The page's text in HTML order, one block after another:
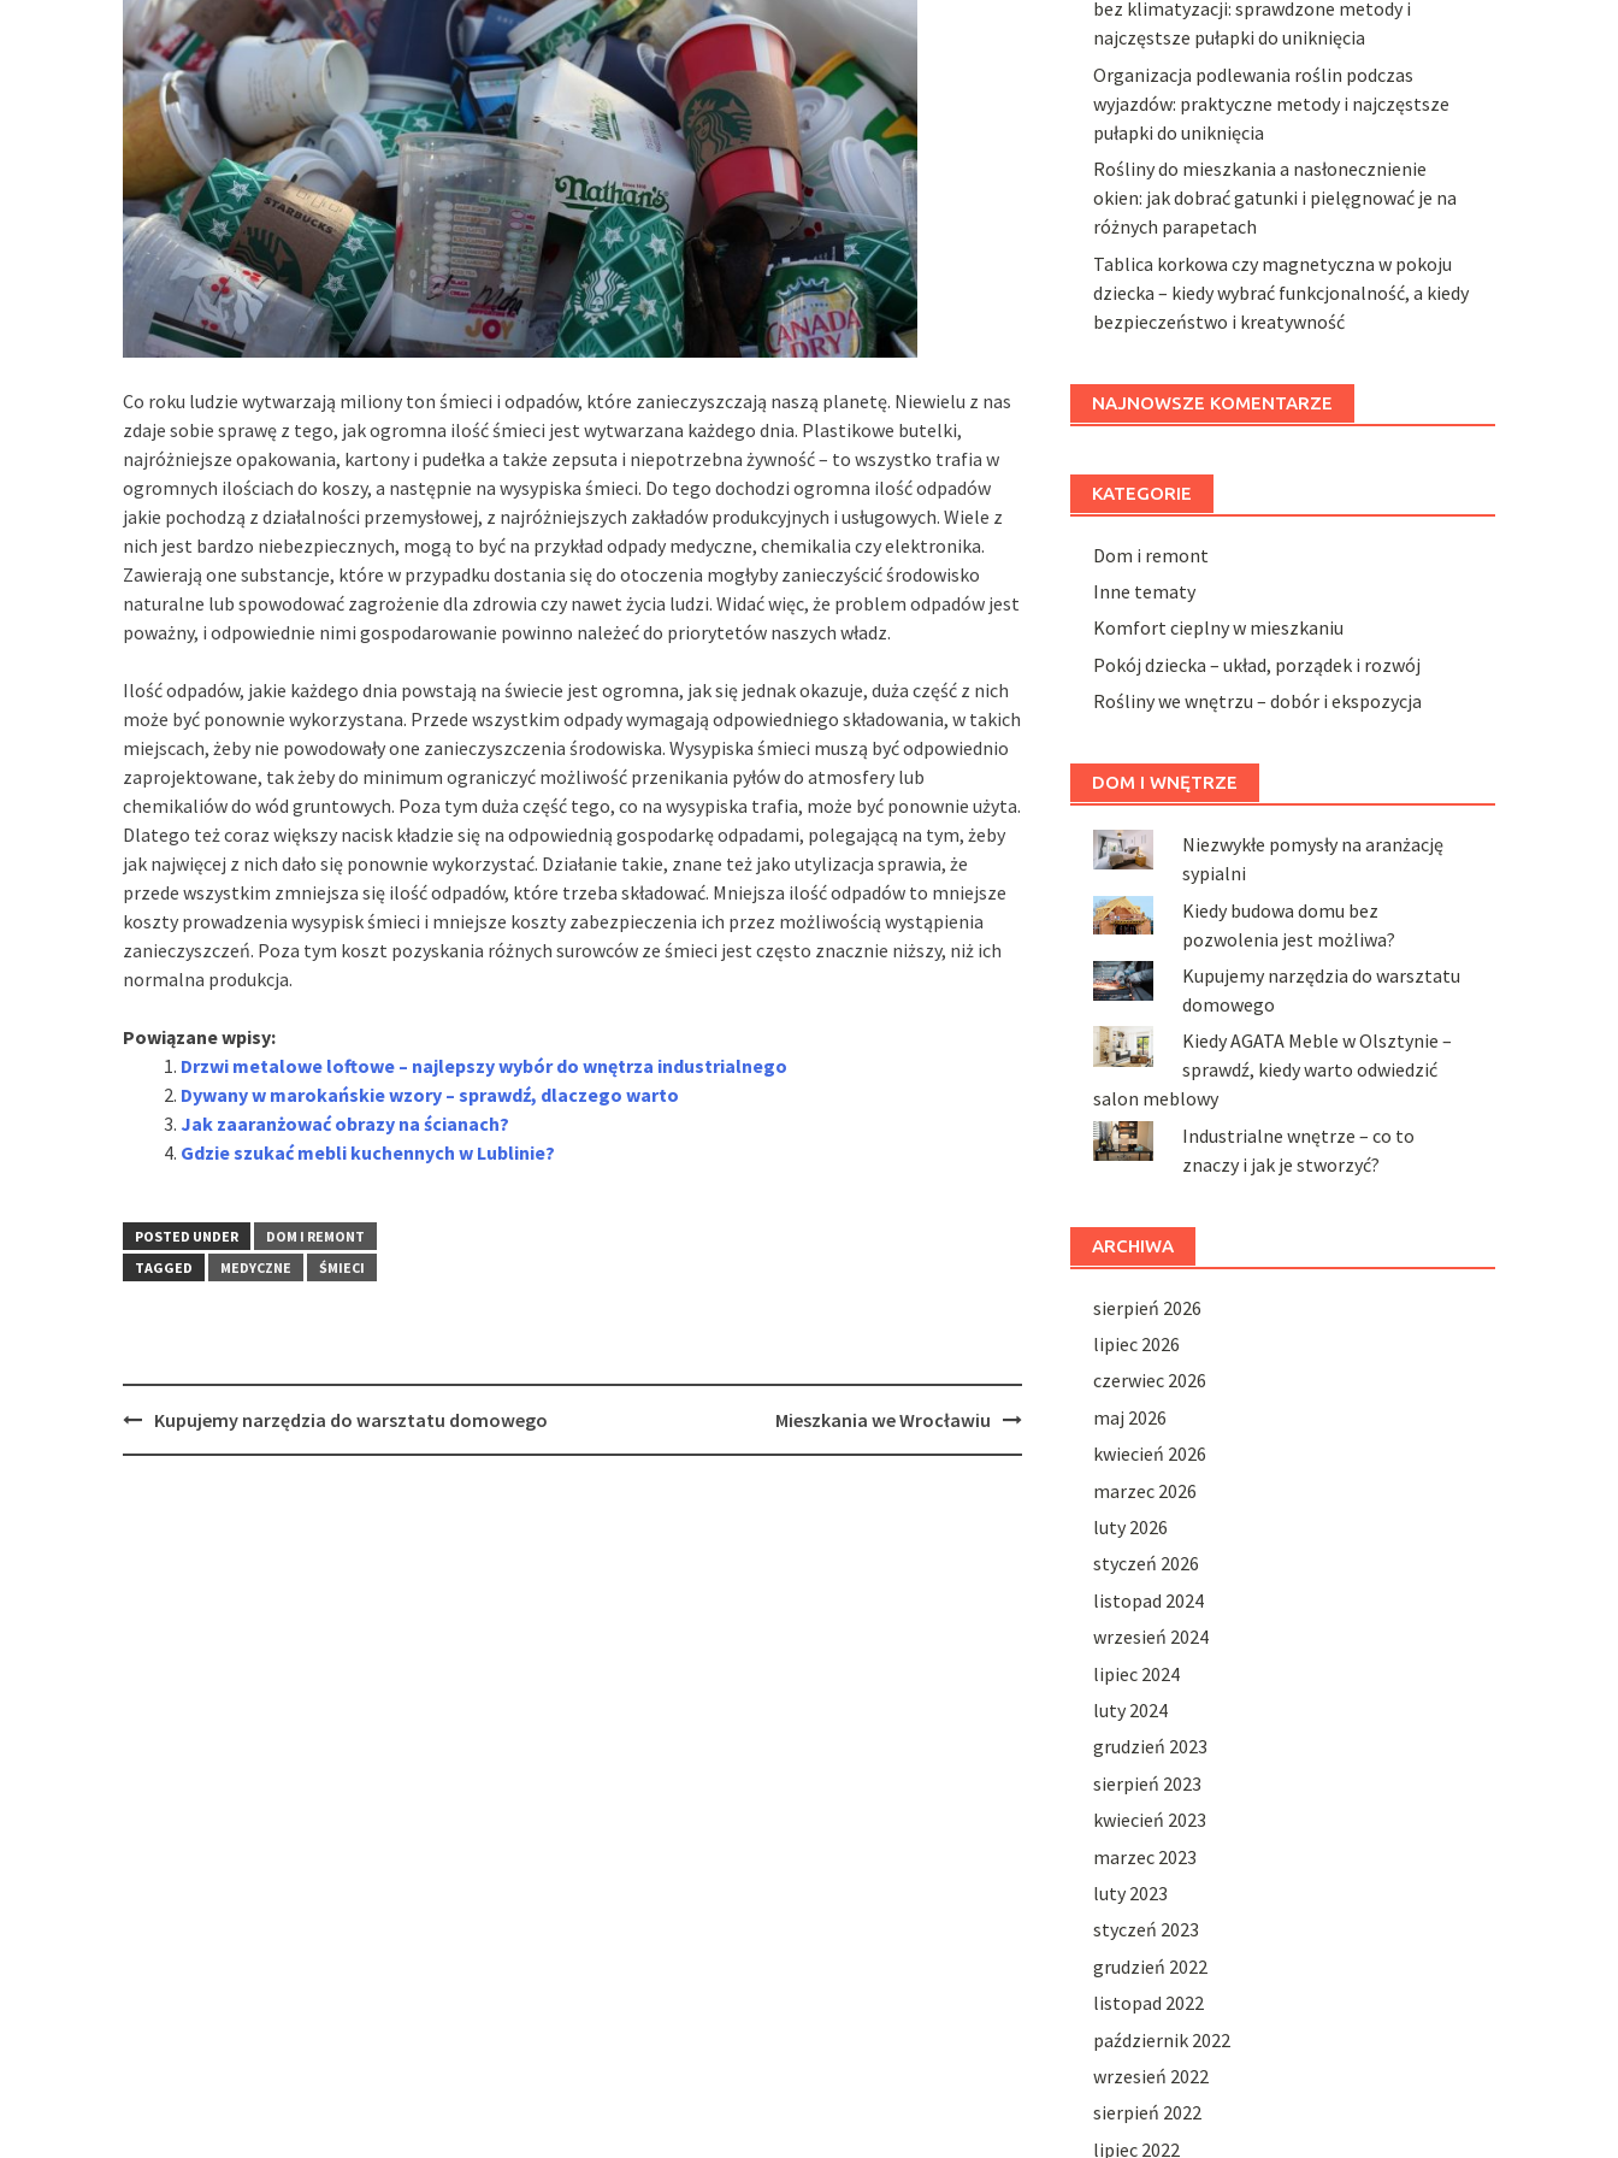
Co roku ludzie wytwarzają miliony ton śmieci i odpadów, które zanieczyszczają naszą planetę. Niewielu z nas
zdaje sobie sprawę z tego, jak ogromna ilość śmieci jest wytwarzana każdego dnia. Plastikowe butelki,
najróżniejsze opakowania, kartony i pudełka a także zepsuta i niepotrzebna żywność – to wszystko trafia w
ogromnych ilościach do koszy, a następnie na wysypiska śmieci. Do tego dochodzi ogromna ilość odpadów
jakie pochodzą z działalności przemysłowej, z najróżniejszych zakładów produkcyjnych i usługowych. Wiele z
nich jest bardzo niebezpiecznych, mogą to być na przykład odpady medyczne, chemikalia czy elektronika.
Zawierają one substancje, które w przypadku dostania się do otoczenia mogłyby zanieczyścić środowisko
naturalne lub spowodować zagrożenie dla zdrowia czy nawet życia ludzi. Widać więc, że problem odpadów jest
poważny, i odpowiednie nimi gospodarowanie powinno należeć do priorytetów naszych władz.
Ilość odpadów, jakie każdego dnia powstają na świecie jest ogromna, jak się jednak okazuje, duża część z nich
może być ponownie wykorzystana. Przede wszystkim odpady wymagają odpowiedniego składowania, w takich
miejscach, żeby nie powodowały one zanieczyszczenia środowiska. Wysypiska śmieci muszą być odpowiednio
zaprojektowane, tak żeby do minimum ograniczyć możliwość przenikania pyłów do atmosfery lub
chemikaliów do wód gruntowych. Poza tym duża część tego, co na wysypiska trafia, może być ponownie użyta.
Dlatego też coraz większy nacisk kładzie się na odpowiednią gospodarkę odpadami, polegającą na tym, żeby
jak najwięcej z nich dało się ponownie wykorzystać. Działanie takie, znane też jako utylizacja sprawia, że
przede wszystkim zmniejsza się ilość odpadów, które trzeba składować. Mniejsza ilość odpadów to mniejsze
koszty prowadzenia wysypisk śmieci i mniejsze koszty zabezpieczenia ich przez możliwością wystąpienia
zanieczyszczeń. Poza tym koszt pozyskania różnych surowców ze śmieci jest często znacznie niższy, niż ich
normalna produkcja.
Powiązane wpisy:
Drzwi metalowe loftowe – najlepszy wybór do wnętrza industrialnego
Dywany w marokańskie wzory – sprawdź, dlaczego warto
Jak zaaranżować obrazy na ścianach?
Gdzie szukać mebli kuchennych w Lublinie?
POSTED UNDER
DOM I REMONT
TAGGED
MEDYCZNE ŚMIECI
PostKupujemy narzędzia do warsztatu domowego Mieszkania we Wrocławiu
bez klimatyzacji: sprawdzone metody i
najczęstsze pułapki do uniknięcia
Organizacja podlewania roślin podczas
wyjazdów: praktyczne metody i najczęstsze
pułapki do uniknięcia
Rośliny do mieszkania a nasłonecznienie
okien: jak dobrać gatunki i pielęgnować je na
różnych parapetach
Tablica korkowa czy magnetyczna w pokoju
dziecka – kiedy wybrać funkcjonalność, a kiedy
bezpieczeństwo i kreatywność
NAJNOWSZE KOMENTARZE
KATEGORIE
Dom i remont
Inne tematy
Komfort cieplny w mieszkaniu
Pokój dziecka – układ, porządek i rozwój
Rośliny we wnętrzu – dobór i ekspozycja
DOM I WNĘTRZE
Niezwykłe pomysły na aranżację
sypialni
Kiedy budowa domu bez
pozwolenia jest możliwa?
Kupujemy narzędzia do warsztatu
domowego
Kiedy AGATA Meble w Olsztynie –
sprawdź, kiedy warto odwiedzić
salon meblowy
Industrialne wnętrze – co to
znaczy i jak je stworzyć?
ARCHIWA
sierpień 2026
lipiec 2026
czerwiec 2026
maj 2026
kwiecień 2026
marzec 2026
luty 2026
styczeń 2026
listopad 2024
wrzesień 2024
lipiec 2024
luty 2024
grudzień 2023
sierpień 2023
kwiecień 2023
marzec 2023
luty 2023
styczeń 2023
grudzień 2022
listopad 2022
październik 2022
wrzesień 2022
sierpień 2022
lipiec 2022